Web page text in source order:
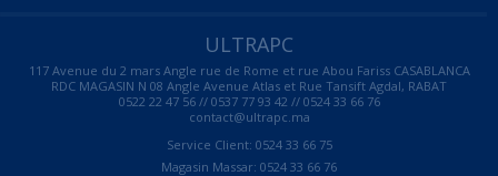
ULTRAPC
117 Avenue du 2 mars Angle rue de Rome et rue Abou Fariss CASABLANCA
RDC MAGASIN N 08 Angle Avenue Atlas et Rue Tansift Agdal, RABAT
0522 22 47 56 // 0537 77 93 42 // 0524 33 66 76
contact@ultrapc.ma
Service Client: 0524 33 66 75
Magasin Massar: 0524 33 66 76